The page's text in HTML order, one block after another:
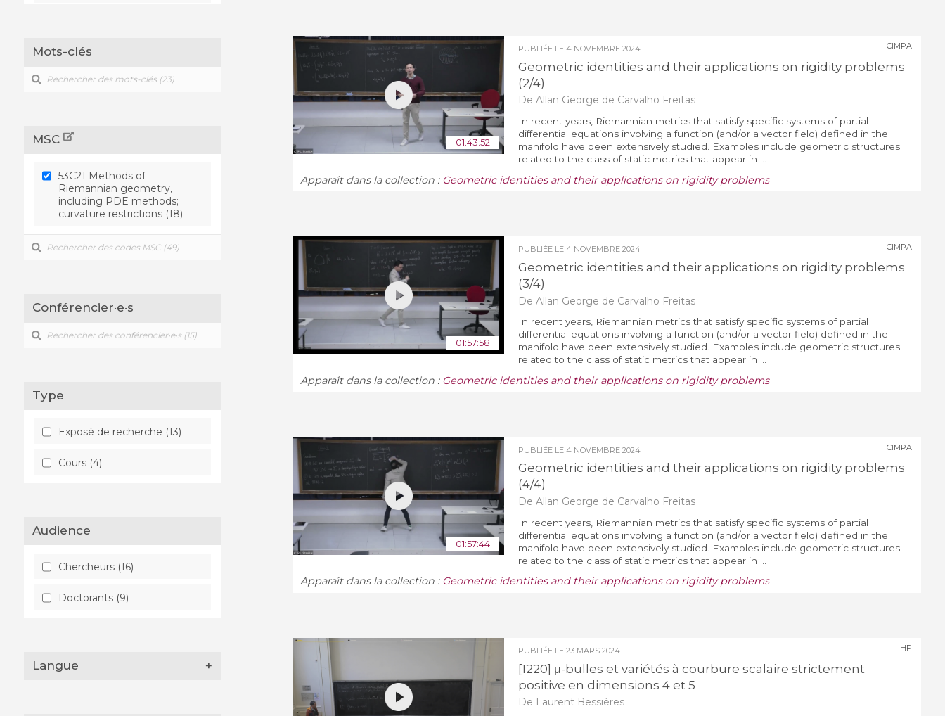
Mots-clés
MSC
53C21 Methods of
Riemannian geometry,
including PDE methods;
curvature restrictions (18)
Conférencier·e·s
Type
Exposé de recherche (13)
Cours (4)
Audience
Chercheurs (16)
Doctorants (9)
Langue +
01:43:52
PUBLIÉE LE 4 NOVEMBRE 2024
Geometric identities and their applications on rigidity problems
(2/4)
De Allan George de Carvalho Freitas
CIMPA
In recent years, Riemannian metrics that satisfy specific systems of partial
differential equations involving a function (and/or a vector field) defined in the
manifold have been extensively studied. Examples include geometric structures
related to the class of static metrics that appear in ...
Apparaît dans la collection : Geometric identities and their applications on rigidity problems
01:57:58
PUBLIÉE LE 4 NOVEMBRE 2024
Geometric identities and their applications on rigidity problems
(3/4)
De Allan George de Carvalho Freitas
CIMPA
In recent years, Riemannian metrics that satisfy specific systems of partial
differential equations involving a function (and/or a vector field) defined in the
manifold have been extensively studied. Examples include geometric structures
related to the class of static metrics that appear in ...
Apparaît dans la collection : Geometric identities and their applications on rigidity problems
01:57:44
PUBLIÉE LE 4 NOVEMBRE 2024
Geometric identities and their applications on rigidity problems
(4/4)
De Allan George de Carvalho Freitas
CIMPA
In recent years, Riemannian metrics that satisfy specific systems of partial
differential equations involving a function (and/or a vector field) defined in the
manifold have been extensively studied. Examples include geometric structures
related to the class of static metrics that appear in ...
Apparaît dans la collection : Geometric identities and their applications on rigidity problems
PUBLIÉE LE 23 MARS 2024
[1220] μ-bulles et variétés à courbure scalaire strictement
positive en dimensions 4 et 5
De Laurent Bessières
IHP